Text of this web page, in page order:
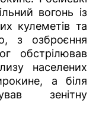
вогонь із
кулеметів та
з озброєння
обстрілював
населених
а біля
зенітну